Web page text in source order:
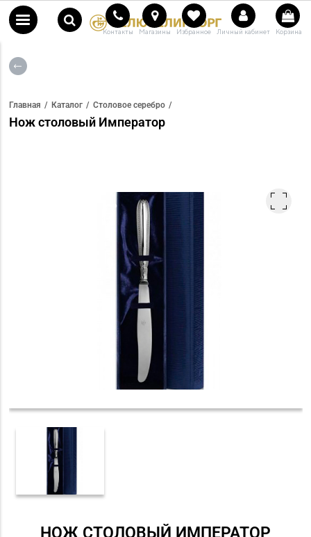
Контакты Магазины Избранное Личный кабинет Корзина
Главная Каталог Столовое серебро
Нож столовый Император
НОЖ СТОЛОВЫЙ ИМПЕРАТОР